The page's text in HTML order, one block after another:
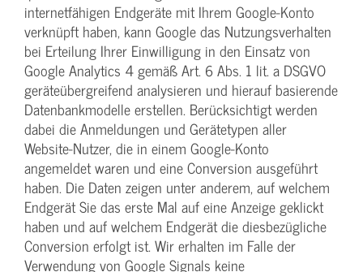
internetfähigen Endgeräte mit Ihrem Google-Konto
verknüpft haben, kann Google das Nutzungsverhalten
bei Erteilung Ihrer Einwilligung in den Einsatz von
Google Analytics 4 gemäß Art. 6 Abs. 1 lit. a DSGVO
geräteübergreifend analysieren und hierauf basierende
Datenbankmodelle erstellen. Berücksichtigt werden
dabei die Anmeldungen und Gerätetypen aller
Website-Nutzer, die in einem Google-Konto
angemeldet waren und eine Conversion ausgeführt
haben. Die Daten zeigen unter anderem, auf welchem
Endgerät Sie das erste Mal auf eine Anzeige geklickt
haben und auf welchem Endgerät die diesbezügliche
Conversion erfolgt ist. Wir erhalten im Falle der
Verwendung von Google Signals keine